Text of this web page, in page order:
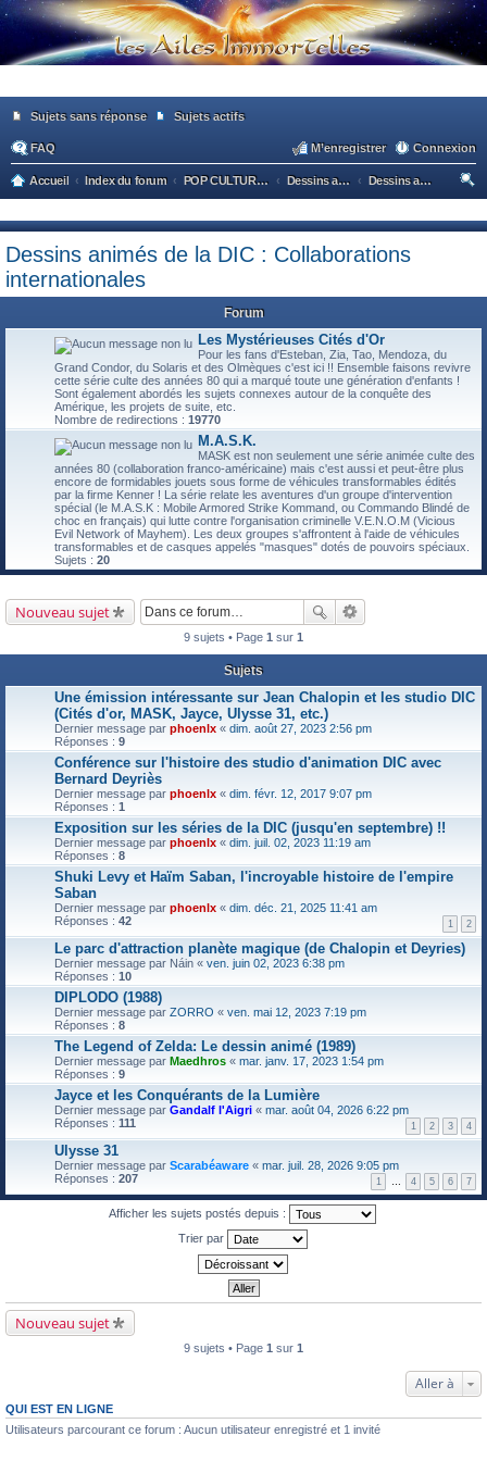
Sujets sans réponse Sujets actifs
FAQ Connexion
M’enregistrer
Accueil Index du forum POP CULTURE AMERICAINE ET GENERALE Dessins animés américains
Dessins animés de la DIC : Collaborations internationales
he
Dessins animés de la DIC : Collaborations
internationales
Forum
Les Mystérieuses Cités d'Or
Pour les fans d'Esteban, Zia, Tao, Mendoza, du
Grand Condor, du Solaris et des Olmèques c'est ici !! Ensemble faisons revivre
cette série culte des années 80 qui a marqué toute une génération d'enfants !
Sont également abordés les sujets connexes autour de la conquête des
Amérique, les projets de suite, etc.
Nombre de redirections : 19770
M.A.S.K.
MASK est non seulement une série animée culte des
années 80 (collaboration franco-américaine) mais c'est aussi et peut-être plus
encore de formidables jouets sous forme de véhicules transformables édités
par la firme Kenner ! La série relate les aventures d'un groupe d'intervention
spécial (le M.A.S.K : Mobile Armored Strike Kommand, ou Commando Blindé de
choc en français) qui lutte contre l'organisation criminelle V.E.N.O.M (Vicious
Evil Network of Mayhem). Les deux groupes s'affrontent à l'aide de véhicules
transformables et de casques appelés "masques" dotés de pouvoirs spéciaux.
Sujets : 20
Nouveau sujet
9 sujets • Page 1 sur 1
Sujets
Une émission intéressante sur Jean Chalopin et les studio DIC
(Cités d'or, MASK, Jayce, Ulysse 31, etc.)
Dernier message par phoenlx « dim. août 27, 2023 2:56 pm
Réponses : 9
Conférence sur l'histoire des studio d'animation DIC avec
Bernard Deyriès
Dernier message par phoenlx « dim. févr. 12, 2017 9:07 pm
Réponses : 1
Exposition sur les séries de la DIC (jusqu'en septembre) !!
Dernier message par phoenlx « dim. juil. 02, 2023 11:19 am
Réponses : 8
Shuki Levy et Haïm Saban, l'incroyable histoire de l'empire
Saban
Dernier message par phoenlx « dim. déc. 21, 2025 11:41 am
Réponses : 42 1 2
Le parc d'attraction planète magique (de Chalopin et Deyries)
Dernier message par Náin « ven. juin 02, 2023 6:38 pm
Réponses : 10
DIPLODO (1988)
Dernier message par ZORRO « ven. mai 12, 2023 7:19 pm
Réponses : 8
The Legend of Zelda: Le dessin animé (1989)
Dernier message par Maedhros « mar. janv. 17, 2023 1:54 pm
Réponses : 9
Jayce et les Conquérants de la Lumière
Dernier message par Gandalf l'Aigri « mar. août 04, 2026 6:22 pm
Réponses : 111 1 2 3 4
Ulysse 31
Dernier message par Scarabéaware « mar. juil. 28, 2026 9:05 pm
Réponses : 207 1 … 4 5 6 7
Afficher les sujets postés depuis :
Trier par
Nouveau sujet
9 sujets • Page 1 sur 1
Aller à
QUI EST EN LIGNE
Utilisateurs parcourant ce forum : Aucun utilisateur enregistré et 1 invité